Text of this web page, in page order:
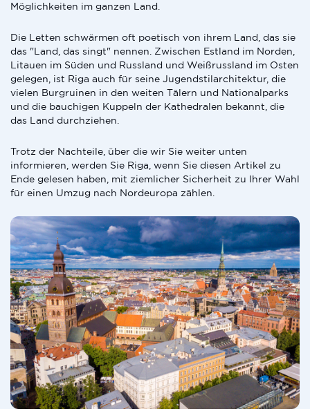
Möglichkeiten im ganzen Land.
Die Letten schwärmen oft poetisch von ihrem Land, das sie
das "Land, das singt" nennen. Zwischen Estland im Norden,
Litauen im Süden und Russland und Weißrussland im Osten
gelegen, ist Riga auch für seine Jugendstilarchitektur, die
vielen Burgruinen in den weiten Tälern und Nationalparks
und die bauchigen Kuppeln der Kathedralen bekannt, die
das Land durchziehen.
Trotz der Nachteile, über die wir Sie weiter unten
informieren, werden Sie Riga, wenn Sie diesen Artikel zu
Ende gelesen haben, mit ziemlicher Sicherheit zu Ihrer Wahl
für einen Umzug nach Nordeuropa zählen.